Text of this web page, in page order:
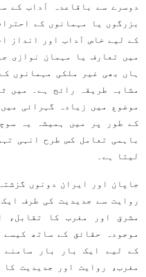
دوسرے سے باقاعدہ آداب کے
بزرگوں یا مہمانوں کے
کے لیے خاص آداب اور انداز
میں تعارف یا مہمان نوازی
ہاں بھی غیر ملکی مہمانوں
مشابہ طریقہ رائج ہے۔ میں
موضوع میں زیادہ گہرائی
کے طور پر میں ہمیشہ یہ
باہمی تعامل کس طرح انہی
لیتا ہے۔
جاپان اور ایران دونوں
روایت سے جدیدیت کی طرف
مشرق اور مغرب کا تقابل،
موجودہ حقائق کے ساتھ
کے لیے ایک بار بار سامنے
مغرب، روایت اور جدیدیت